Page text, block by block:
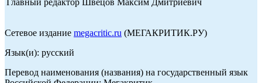
Главный редактор Швецов Максим Дмитриевич
Сетевое издание megacritic.ru (МЕГАКРИТИК.РУ)
Язык(и): русский
Перевод наименования (названия) на государственный язык